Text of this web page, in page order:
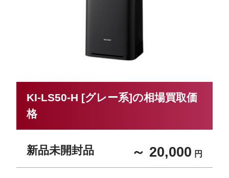
KI-LS50-H [グレー系]の相場買取価
格
新品未開封品 ～ 20,000 円